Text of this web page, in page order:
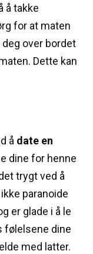
å takke
for at maten
over bordet
Dette kan
å date en
dine for henne
trygt ved å
paranoide
er glade i å le
følelsene dine
med latter.